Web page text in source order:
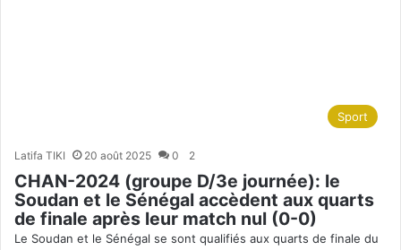
Sport
Latifa TIKI 20 août 2025 0 2
CHAN-2024 (groupe D/3e journée): le
Soudan et le Sénégal accèdent aux quarts
de finale après leur match nul (0-0)
Le Soudan et le Sénégal se sont qualifiés aux quarts de finale du